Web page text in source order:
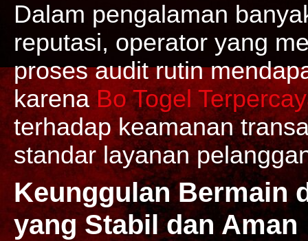
Dalam pengalaman
reputasi, operator yang
proses audit rutin
karenaBo Togel
terhadap keamanan
standar layanan
Keunggulan Bermain
yang Stabil dan Aman